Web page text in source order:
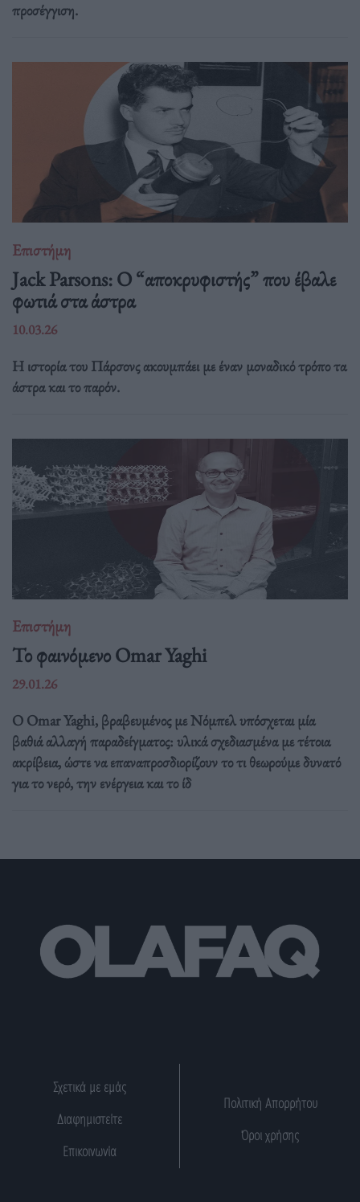
προσέγγιση.
Επιστήμη
Jack Parsons: O “αποκρυφιστής” που έβαλε
φωτιά στα άστρα
10.03.26
Η ιστορία του Πάρσονς ακουμπάει με έναν μοναδικό τρόπο τα
άστρα και το παρόν.
Επιστήμη
Το φαινόμενο Omar Yaghi
29.01.26
Ο Omar Yaghi, βραβευμένος με Νόμπελ υπόσχεται μία
βαθιά αλλαγή παραδείγματος: υλικά σχεδιασμένα με τέτοια
ακρίβεια, ώστε να επαναπροσδιορίζουν το τι θεωρούμε δυνατό
για το νερό, την ενέργεια και το ίδ
Σχετικά με εμάς
Διαφημιστείτε
Επικοινωνία
Πολιτική Απορρήτου
Όροι χρήσης